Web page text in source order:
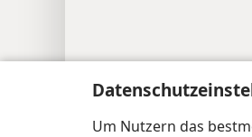
Um Nutzern das